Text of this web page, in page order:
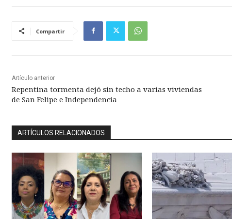
Compartir
Artículo anterior
Repentina tormenta dejó sin techo a varias viviendas
de San Felipe e Independencia
ARTÍCULOS RELACIONADOS